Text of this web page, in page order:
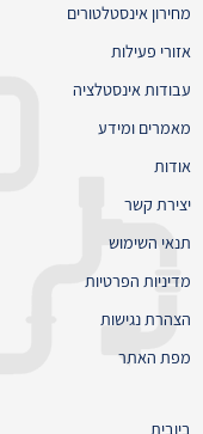
מחירון אינסטלטורים
אזורי פעילות
עבודות אינסטלציה
מאמרים ומידע
אודות
יצירת קשר
תנאי השימוש
מדיניות הפרטיות
הצהרת נגישות
מפת האתר
ביובית